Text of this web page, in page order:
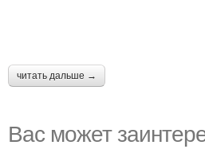
читать дальше →
Вас может